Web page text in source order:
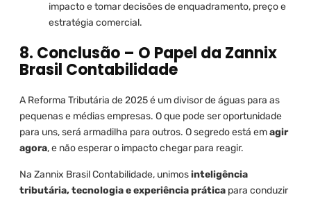
impacto e tomar decisões de enquadramento, preço e
estratégia comercial.
8. Conclusão – O Papel da Zannix
Brasil Contabilidade
A Reforma Tributária de 2025 é um divisor de águas para as
pequenas e médias empresas. O que pode ser oportunidade
para uns, será armadilha para outros. O segredo está emagir
agora, e não esperar o impacto chegar para reagir.
Na Zannix Brasil Contabilidade, unimosinteligência
tributária, tecnologia e experiência prática para conduzir